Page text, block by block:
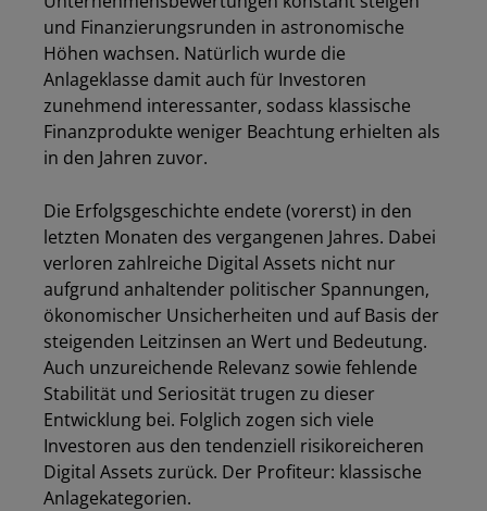
und Finanzierungsrunden in astronomische
Höhen wachsen. Natürlich wurde die
Anlageklasse damit auch für Investoren
zunehmend interessanter, sodass klassische
Finanzprodukte weniger Beachtung erhielten als
in den Jahren zuvor.
Die Erfolgsgeschichte endete (vorerst) in den
letzten Monaten des vergangenen Jahres. Dabei
verloren zahlreiche Digital Assets nicht nur
aufgrund anhaltender politischer Spannungen,
ökonomischer Unsicherheiten und auf Basis der
steigenden Leitzinsen an Wert und Bedeutung.
Auch unzureichende Relevanz sowie fehlende
Stabilität und Seriosität trugen zu dieser
Entwicklung bei. Folglich zogen sich viele
Investoren aus den tendenziell risikoreicheren
Digital Assets zurück. Der Profiteur: klassische
Anlagekategorien.